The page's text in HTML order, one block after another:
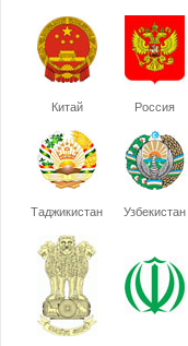
Китай Россия
Таджикистан Узбекистан